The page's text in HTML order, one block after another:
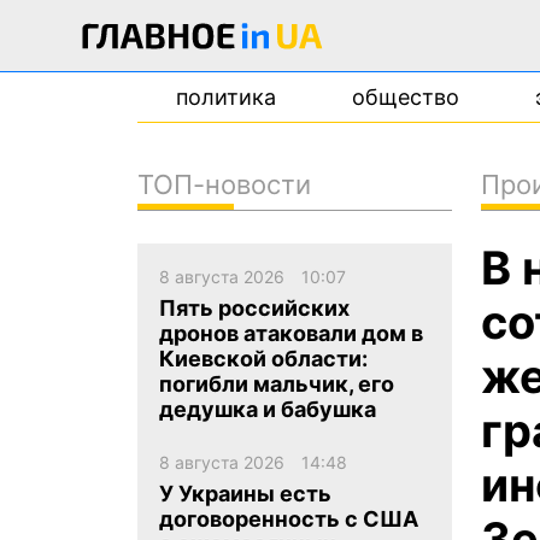
политика общество
В
ТОП-новости
8 августа 2026 10:07
Пять российских
дронов атаковали дом в
Киевской области:
погибли мальчик, его
дедушка и бабушка
8 августа 2026 14:48
У Украины есть
договоренность с США